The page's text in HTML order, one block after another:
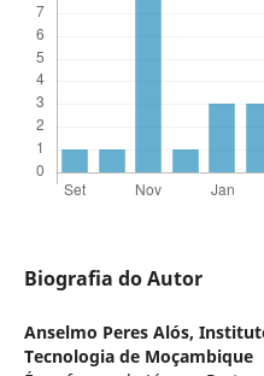
Biografia do Autor
Anselmo Peres Alós,
Tecnologia de Moçambique